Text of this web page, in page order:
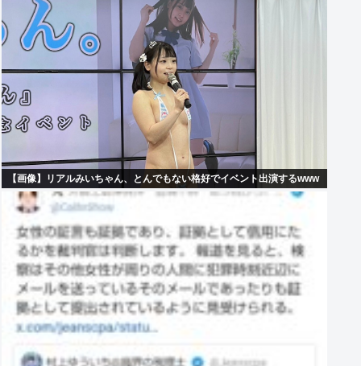
【画像】リアルみいちゃん、とんでもない格好でイベント出演するwww